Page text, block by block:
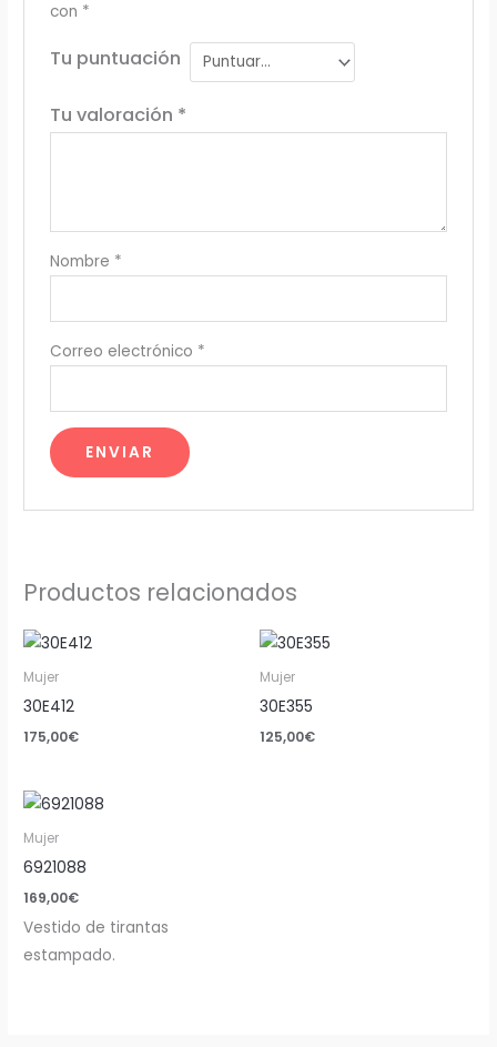
con *
Tu puntuación
Tu valoración *
Nombre *
Correo electrónico *
Productos relacionados
Mujer
30E412
175,00€
Mujer
30E355
125,00€
Mujer
6921088
169,00€
Vestido de tirantas
estampado.